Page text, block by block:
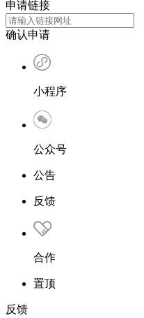
申请链接
确认申请
小程序
公众号
公告
反馈
合作
置顶
反馈